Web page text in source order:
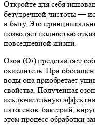
Откройте для себя
безупречной чистоты —
в быту. Это
позволяет полностью
повседневной жизни.
Озон (O₃) представляет
окислитель. При
воды она приобретает
свойства. Полученная
исключительную
патогенов: бактерий,
этом процесс обработки